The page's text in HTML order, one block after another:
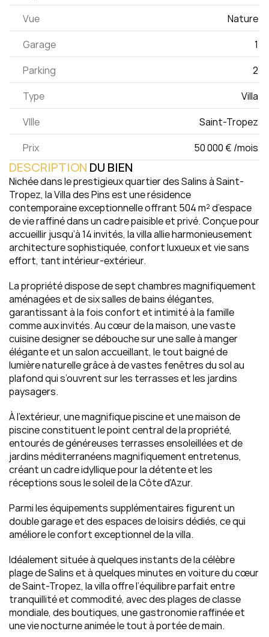
Vue
Nature
Garage
1
Parking
2
Type
Villa
VIlle
Saint-Tropez
Prix
50 000 € /mois
DESCRIPTION DU BIEN
Nichée dans le prestigieux quartier des Salins à Saint-
Tropez, la Villa des Pins est une résidence
contemporaine exceptionnelle offrant 504 m² d’espace
de vie raffiné dans un cadre paisible et privé. Conçue pour
accueillir jusqu’à 14 invités, la villa allie harmonieusement
architecture sophistiquée, confort luxueux et vie sans
effort, tant intérieur-extérieur.
La propriété dispose de sept chambres magnifiquement
aménagées et de six salles de bains élégantes,
garantissant à la fois confort et intimité à la famille
comme aux invités. Au cœur de la maison, une vaste
cuisine designer se débouche sur une salle à manger
élégante et un salon accueillant, le tout baigné de
lumière naturelle grâce à de vastes fenêtres du sol au
plafond qui s’ouvrent sur les terrasses et les jardins
paysagers.
À l'extérieur, une magnifique piscine et une maison de
piscine constituent le point central de la propriété,
entourés de généreuses terrasses ensoleillées et de
jardins méditerranéens magnifiquement entretenus,
créant un cadre idyllique pour la détente et les
réceptions sous le soleil de la Côte d'Azur.
Parmi les équipements supplémentaires figurent un
double garage et des espaces de loisirs dédiés, ce qui
améliore le confort exceptionnel de la villa.
Idéalement située à quelques instants de la célèbre
plage de Salins et à quelques minutes en voiture du cœur
de Saint-Tropez, la villa offre l’équilibre parfait entre
tranquillité et commodité, avec des plages de classe
mondiale, des boutiques, une gastronomie raffinée et
une vie nocturne animée le tout à portée de main.